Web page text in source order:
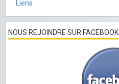
Liens
NOUS REJOINDRE SUR FACEBOOK